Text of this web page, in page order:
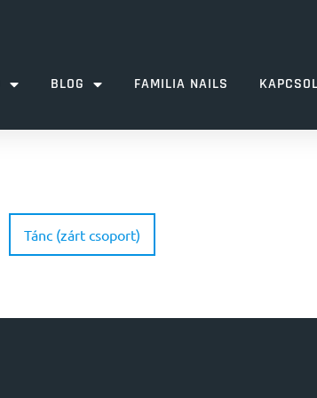
BLOG FAMILIA NAILS
Tánc (zárt csoport)